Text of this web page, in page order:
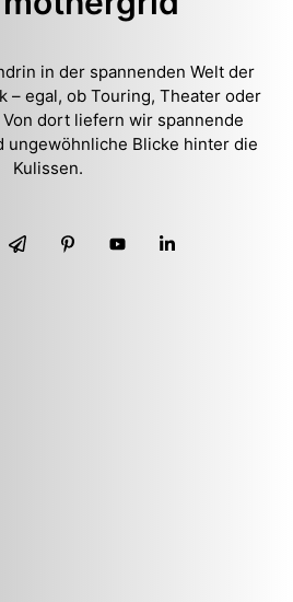
in der spannenden Welt der
– egal, ob Touring, Theater oder
dort liefern wir spannende
ungewöhnliche Blicke hinter die
Kulissen.